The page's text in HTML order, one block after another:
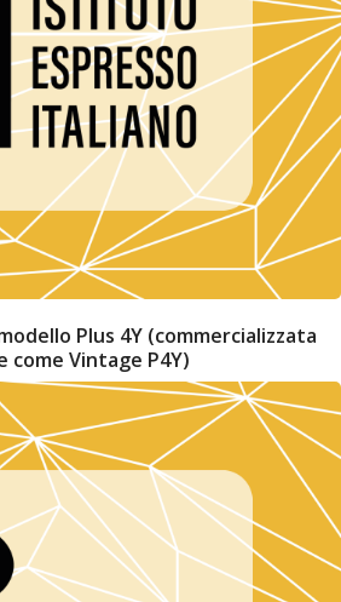
Plus 4Y (commercializzata
come Vintage P4Y)